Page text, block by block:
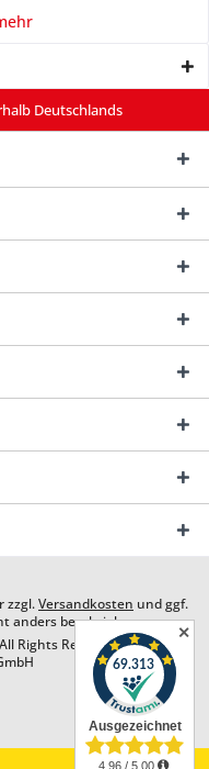
Deutschlands
zzgl.Versandkosten und ggf.
anders beschrieben
Rights Reserved. Design by
✕